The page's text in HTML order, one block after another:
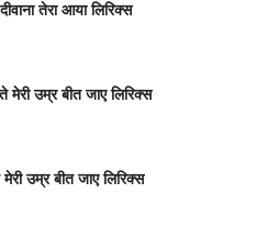
तेरा आया लिरिक्स
मेरी उम्र बीत जाए लिरिक्स
उम्र बीत जाए लिरिक्स